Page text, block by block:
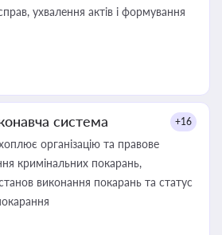
ухвалення актів і формування
система +16
організацію та правове
кримінальних покарань,
виконання покарань та статус